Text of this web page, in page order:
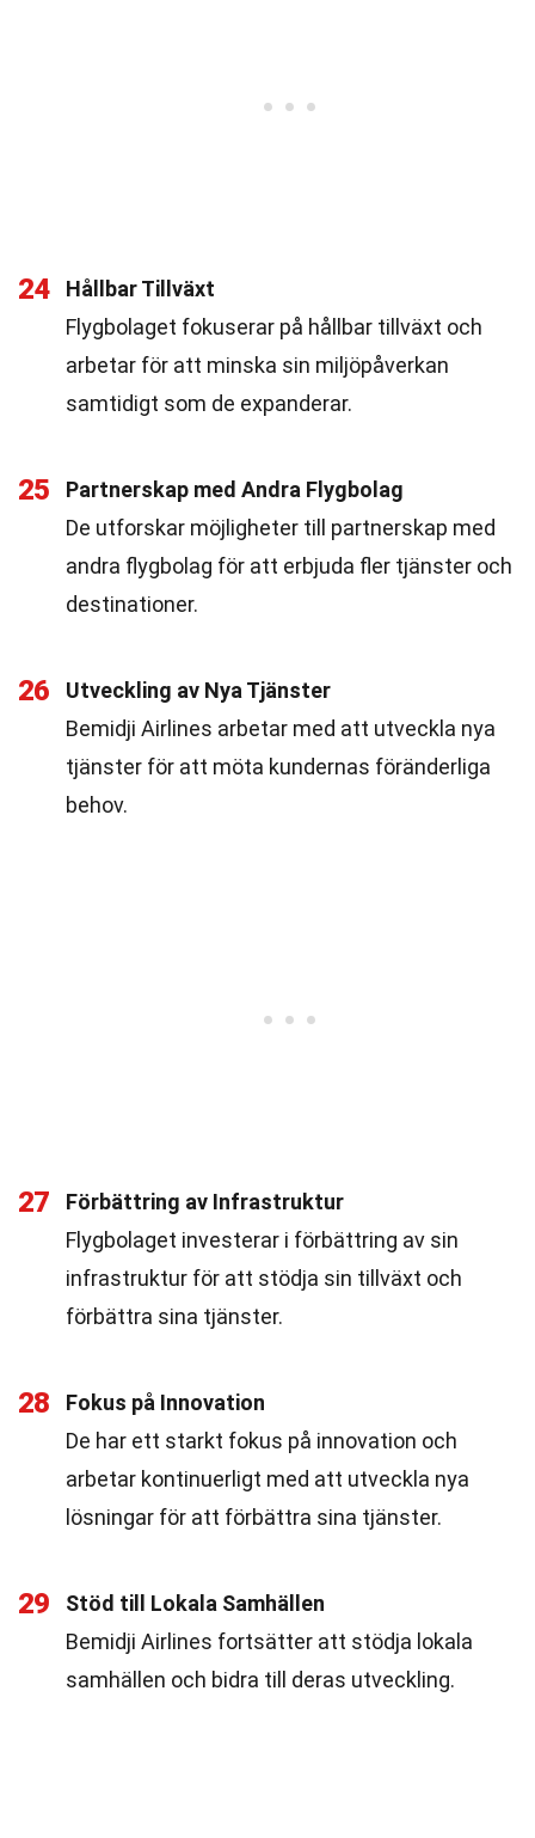
24
Hållbar Tillväxt
Flygbolaget fokuserar på hållbar tillväxt och
arbetar för att minska sin miljöpåverkan
samtidigt som de expanderar.
25
Partnerskap med Andra Flygbolag
De utforskar möjligheter till partnerskap med
andra flygbolag för att erbjuda fler tjänster och
destinationer.
26
Utveckling av Nya Tjänster
Bemidji Airlines arbetar med att utveckla nya
tjänster för att möta kundernas föränderliga
behov.
27
Förbättring av Infrastruktur
Flygbolaget investerar i förbättring av sin
infrastruktur för att stödja sin tillväxt och
förbättra sina tjänster.
28
Fokus på Innovation
De har ett starkt fokus på innovation och
arbetar kontinuerligt med att utveckla nya
lösningar för att förbättra sina tjänster.
29
Stöd till Lokala Samhällen
Bemidji Airlines fortsätter att stödja lokala
samhällen och bidra till deras utveckling.